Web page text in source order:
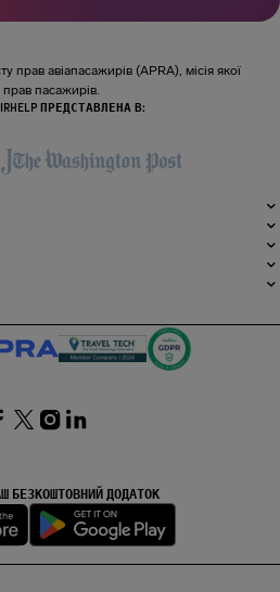
прав авіапасажирів (APRA), місія якої
прав пасажирів.
ПРЕДСТАВЛЕНА В:
БЕЗКОШТОВНИЙ ДОДАТОК